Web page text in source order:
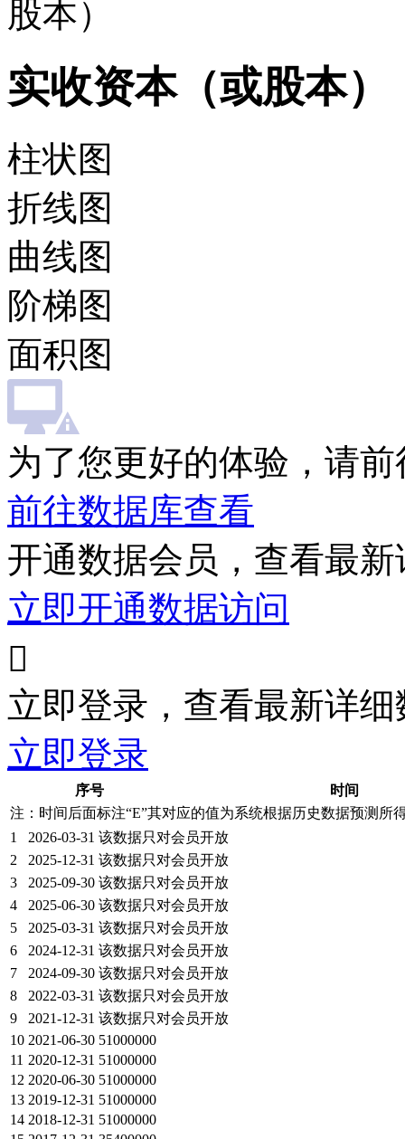
股本）
实收资本（或股本）
柱状图
折线图
曲线图
阶梯图
面积图
为了您更好的体验，请
前往数据库查看
开通数据会员，查看最
立即开通数据访问

立即登录，查看最新详细
立即登录
序号
时间
注：时间后面标注“E”其对应的值为系统根据历史数据预测所
1
2026-03-31 该数据只对会员开放
2
2025-12-31 该数据只对会员开放
3
2025-09-30 该数据只对会员开放
4
2025-06-30 该数据只对会员开放
5
2025-03-31 该数据只对会员开放
6
2024-12-31 该数据只对会员开放
7
2024-09-30 该数据只对会员开放
8
2022-03-31 该数据只对会员开放
9
2021-12-31 该数据只对会员开放
10 2021-06-30 51000000
11 2020-12-31 51000000
12 2020-06-30 51000000
13 2019-12-31 51000000
14 2018-12-31 51000000